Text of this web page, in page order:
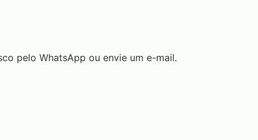
pelo WhatsApp ou envie um e-mail.